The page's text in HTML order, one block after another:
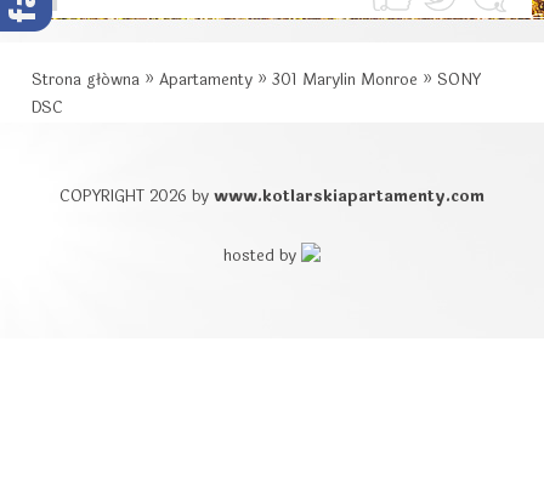
Strona główna » Apartamenty » 301 Marylin Monroe » SONY
DSC
COPYRIGHT 2026 by www.kotlarskiapartamenty.com
hosted by